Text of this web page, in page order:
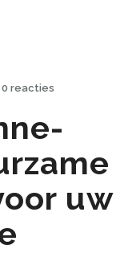
0 reacties
uw